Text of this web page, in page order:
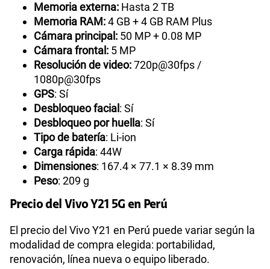
Memoria externa: Hasta 2 TB
Memoria RAM:4 GB + 4 GB RAM Plus
Cámara principal: 50 MP + 0.08 MP
Cámara frontal: 5 MP
Resolución de video:720p@30fps /
1080p@30fps
GPS: Sí
Desbloqueo facial : Sí
Desbloqueo por huella: Sí
Tipo de batería: Li-ion
Carga rápida: 44W
Dimensiones: 167.4 × 77.1 × 8.39 mm
Peso: 209 g
Precio del Vivo Y21 5G en Perú
El precio del Vivo Y21 en Perú puede variar según la
modalidad de compra elegida: portabilidad,
renovación, línea nueva o equipo liberado.